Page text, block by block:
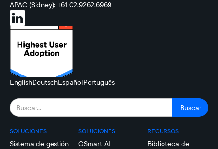
APAC (Sídney): +61 02.9262.6969
EnglishDeutschEspañolPortuguês
SOLUCIONES
Sistema de gestión
SOLUCIONES
GSmart AI
RECURSOS
Biblioteca de